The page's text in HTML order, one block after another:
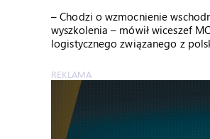
– Chodzi o wzmocnienie
wyszkolenia – mówił wiceszef
logistycznego związanego z
REKLAMA